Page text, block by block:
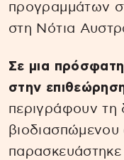
προγραμμάτων
στη Νότια
Σε μια
στην
περιγράφουν τη
βιοδιασπώμενου
παρασκευάστηκε